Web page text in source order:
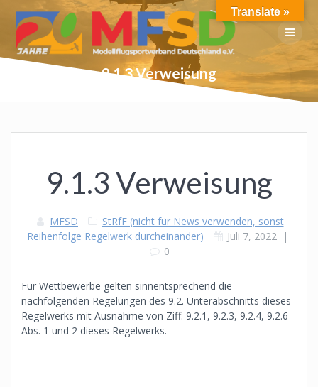
Skip
to
content
9.1.3 Verweisung
9.1.3 Verweisung
MFSD
StRfF (nicht für News verwenden, sonst
Reihenfolge Regelwerk durcheinander)
Juli 7, 2022 |
0
Für Wettbewerbe gelten sinnentsprechend die
nachfolgenden Regelungen des 9.2. Unterabschnitts dieses
Regelwerks mit Ausnahme von Ziff. 9.2.1, 9.2.3, 9.2.4, 9.2.6
Abs. 1 und 2 dieses Regelwerks.
Translate »